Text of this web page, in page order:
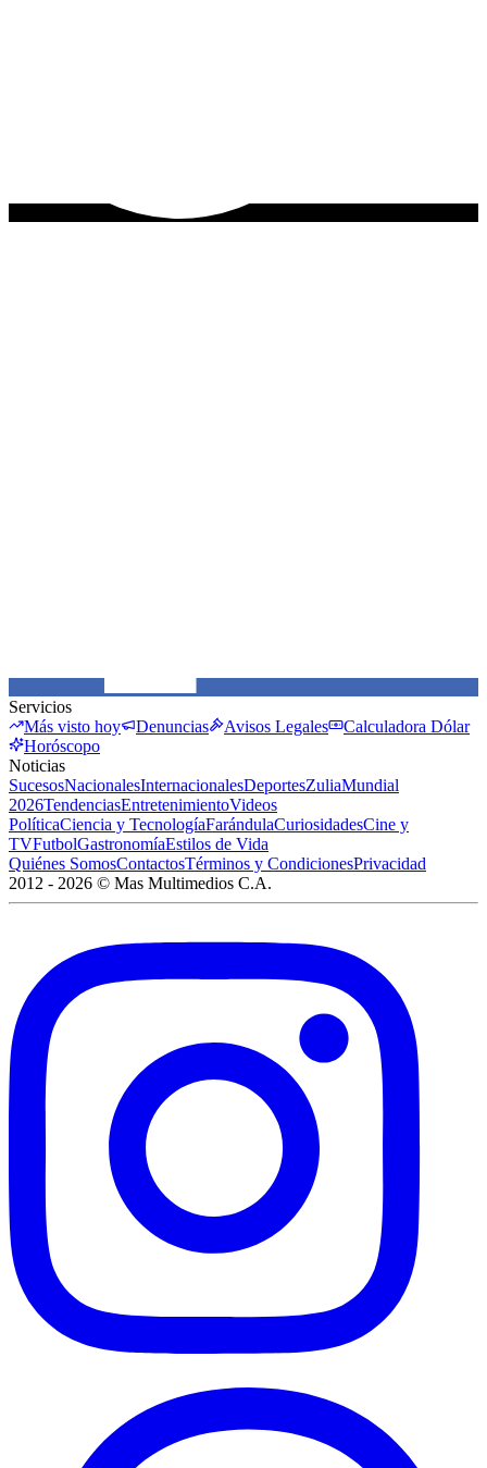
Servicios
Más visto hoy
Denuncias Avisos Legales
Calculadora Dólar
Horóscopo
Noticias
SucesosNacionalesInternacionalesDeportesZuliaMundial
2026TendenciasEntretenimientoVideos
PolíticaCiencia y TecnologíaFarándulaCuriosidadesCine y
TVFutbolGastronomíaEstilos de Vida
Quiénes SomosContactosTérminos y CondicionesPrivacidad
2012 - 2026 © Mas Multimedios C.A.